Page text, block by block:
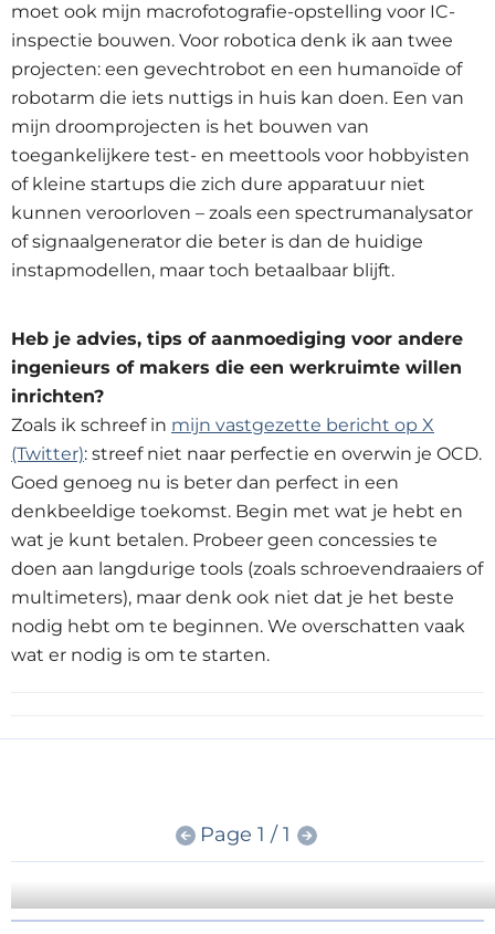
moet ook mijn macrofotografie-opstelling voor IC-
inspectie bouwen. Voor robotica denk ik aan twee
projecten: een gevechtrobot en een humanoïde of
robotarm die iets nuttigs in huis kan doen. Een van
mijn droomprojecten is het bouwen van
toegankelijkere test- en meettools voor hobbyisten
of kleine startups die zich dure apparatuur niet
kunnen veroorloven – zoals een spectrumanalysator
of signaalgenerator die beter is dan de huidige
instapmodellen, maar toch betaalbaar blijft.
Heb je advies, tips of aanmoediging voor andere
ingenieurs of makers die een werkruimte willen
inrichten?
Zoals ik schreef in mijn vastgezette bericht op X
(Twitter): streef niet naar perfectie en overwin je OCD.
Goed genoeg nu is beter dan perfect in een
denkbeeldige toekomst. Begin met wat je hebt en
wat je kunt betalen. Probeer geen concessies te
doen aan langdurige tools (zoals schroevendraaiers of
multimeters), maar denk ook niet dat je het beste
nodig hebt om te beginnen. We overschatten vaak
wat er nodig is om te starten.
Page 1 / 1